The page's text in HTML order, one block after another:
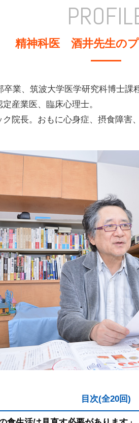
精神科医 酒井先生の
業、筑波大学医学研究科博士課
産業医、臨床心理士。
院長。おもに心身症、摂食障害
目次(全20回)